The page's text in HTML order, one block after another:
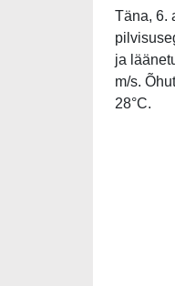
Täna, 6.
ja
m/s.
28°C.